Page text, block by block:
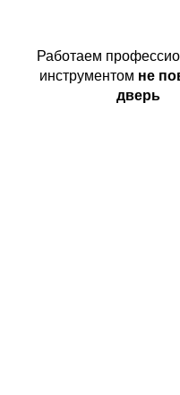
Работаем
инструментом не
дверь